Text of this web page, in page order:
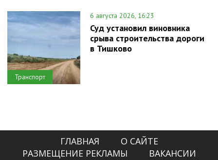
Транспорт
6 августа 2026, 16:23
Суд установил виновника
срыва строительства дороги
в Тишково
ГЛАВНАЯ
О САЙТЕ
РАЗМЕЩЕНИЕ РЕКЛАМЫ
ВАКАНСИИ